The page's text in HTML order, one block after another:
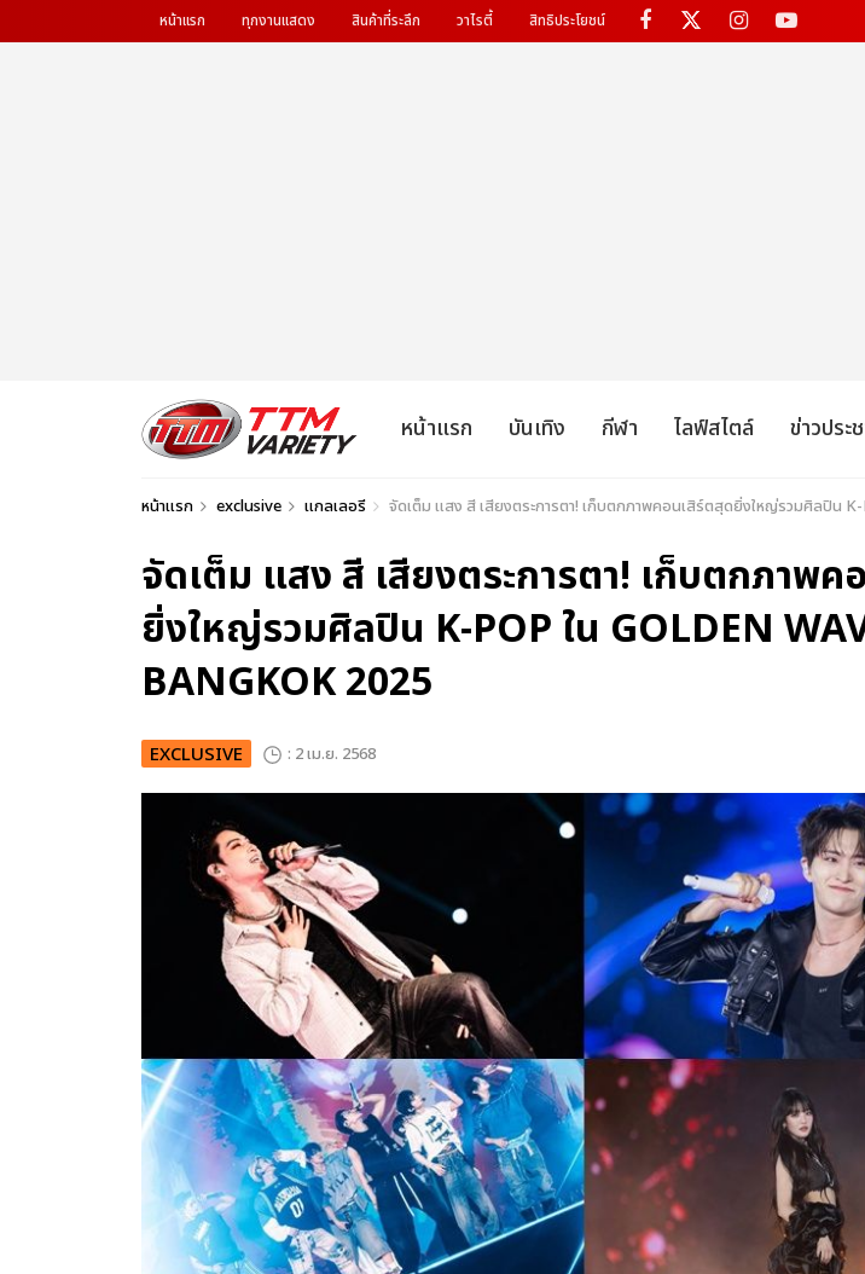
หน้าแรก ทุกงานแสดง สินค้าที่ระลึก วาไรตี้ สิทธิประโยชน์
หน้าแรก บันเทิง กีฬา ไลฟ์สไตล์ ข่าวปร
หน้าแรก exclusive แกลเลอรี จัดเต็ม แสง สี เสียงตระการตา! เก็บตกภาพคอนเสิร์ตสุดยิ่งใหญ่รวมศิลปิน
จัดเต็ม แสง สี เสียงตระการตา! เก็บตกภาพค
ยิ่งใหญ่รวมศิลปิน K-POP ใน GOLDEN
BANGKOK 2025
EXCLUSIVE : 2 เม.ย. 2568